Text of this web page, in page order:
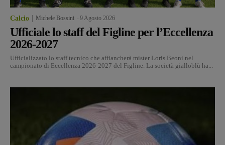
Calcio Michele Bossini 9 Agosto 2026
Ufficiale lo staff del Figline per l’Eccellenza
2026-2027
Ufficializzato lo staff tecnico che affiancherà mister Loris Beoni nel
campionato di Eccellenza 2026-2027 del Figline. La società gialloblù ha...